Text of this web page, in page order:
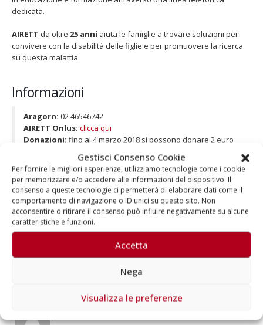
Gestisci Consenso Cookie
Per fornire le migliori esperienze, utilizziamo tecnologie come i cookie
per memorizzare e/o accedere alle informazioni del dispositivo. Il
consenso a queste tecnologie ci permetterà di elaborare dati come il
comportamento di navigazione o ID unici su questo sito. Non
acconsentire o ritirare il consenso può influire negativamente su alcune
caratteristiche e funzioni.
Accetta
Nega
Visualizza le preferenze
dedicata.
AIRETT da oltre 25 anni aiuta le famiglie a trovare soluzioni per
convivere con la disabilità delle figlie e per promuovere la ricerca
su questa malattia.
Informazioni
Aragorn: 02 46546742
AIRETT Onlus: clicca qui
Donazioni: fino al 4 marzo 2018 si possono donare 2 euro
per ogni SMS inviato al numero solidale 45541 da cellulare
personale Wind Tre, Tim, Vodafone, PosteMobile, Coop Voce
e Tiscali. Il valore della donazione è di 5 euro per ciascuna
chiamata allo stesso numero da rete fissa PosteMobile, TWT
e Convergenze e di 5 o di 10 euro per ciascuna chiamata da
rete fissa Wind Tre, Tim, Vodafone, Fastweb e Tiscali.